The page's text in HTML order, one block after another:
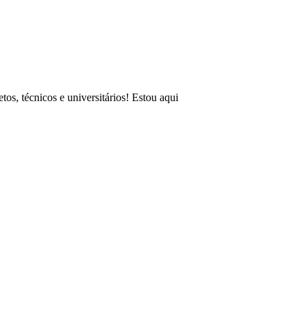
técnicos e universitários! Estou aqui